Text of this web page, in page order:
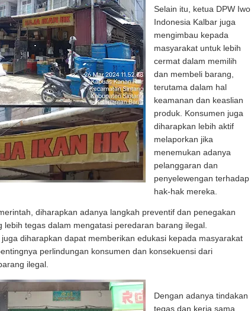
Selain itu, ketua DPW Iwo
Indonesia Kalbar juga
mengimbau kepada
masyarakat untuk lebih
cermat dalam memilih
dan membeli barang,
terutama dalam hal
keamanan dan keaslian
produk. Konsumen juga
diharapkan lebih aktif
melaporkan jika
menemukan adanya
pelanggaran dan
penyelewengan terhadap
hak-hak mereka.
diharapkan adanya langkah preventif dan penegakan
lebih tegas dalam mengatasi peredaran barang ilegal.
juga diharapkan dapat memberikan edukasi kepada masyarakat
perlindungan konsumen dan konsekuensi dari
ilegal.
Dengan adanya tindakan
tegas dan kerja sama